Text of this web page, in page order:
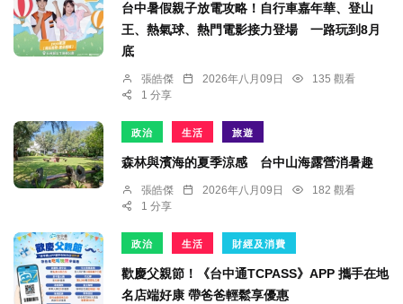
台中暑假親子放電攻略！自行車嘉年華、登山
王、熱氣球、熱門電影接力登場 一路玩到8月
底
張皓傑 2026年八月09日
135 觀看
1 分享
政治 生活 旅遊
森林與濱海的夏季涼感 台中山海露營消暑趣
張皓傑 2026年八月09日
182 觀看
1 分享
政治 生活 財經及消費
歡慶父親節！《台中通TCPASS》APP 攜手在地
名店端好康 帶爸爸輕鬆享優惠